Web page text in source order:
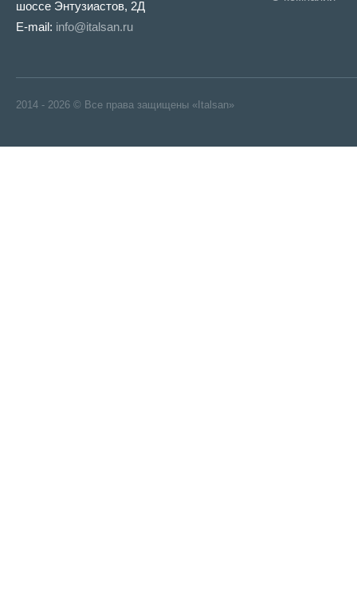
шоссе Энтузиастов, 2Д
E-mail: info@italsan.ru
2014 - 2026 © Все права защищены «Italsan»